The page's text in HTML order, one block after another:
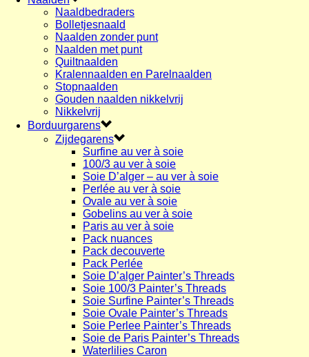
Naaldbedraders
Bolletjesnaald
Naalden zonder punt
Naalden met punt
Quiltnaalden
Kralennaalden en Parelnaalden
Stopnaalden
Gouden naalden nikkelvrij
Nikkelvrij
Borduurgarens
Zijdegarens
Surfine au ver à soie
100/3 au ver à soie
Soie D’alger – au ver à soie
Perlée au ver à soie
Ovale au ver à soie
Gobelins au ver à soie
Paris au ver à soie
Pack nuances
Pack decouverte
Pack Perlée
Soie D’alger Painter’s Threads
Soie 100/3 Painter’s Threads
Soie Surfine Painter’s Threads
Soie Ovale Painter’s Threads
Soie Perlee Painter’s Threads
Soie de Paris Painter’s Threads
Waterlilies Caron